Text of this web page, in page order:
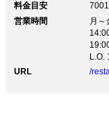
◆至
料金目安
営業時間
月
L.O.
ク
URL /